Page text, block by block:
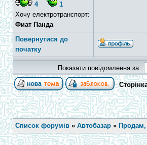
4
1
Хочу електротранспорт:
Фиат Панда
Повернутися до
початку
Показати повідомлення за:
Список форумів » Автобазар » Продам,